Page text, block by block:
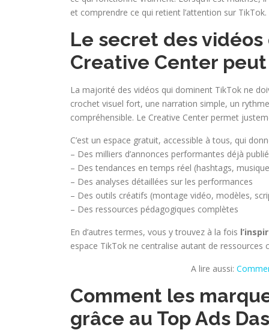
et comprendre ce qui retient l’attention sur TikTok.
Le secret des
Creative Center
La majorité des vidéos qui dominent TikTok ne
crochet visuel fort, une narration simple, un
compréhensible. Le Creative Center permet
C’est un espace gratuit, accessible à tous, qui
– Des milliers d’annonces performantes déjà
– Des tendances en temps réel (hashtags,
– Des analyses détaillées sur les performances
– Des outils créatifs (montage vidéo, modèles,
– Des ressources pédagogiques complètes
En d’autres termes, vous y trouvez à la fois
espace TikTok ne centralise autant de ressources
A lire aussi:
Comment les
grâce au Top Ads